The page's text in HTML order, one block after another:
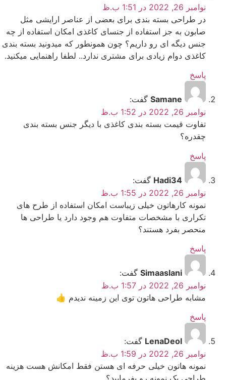
نوامبر 26, 2022 در 1:51 ب.ظ
در طراحی بسته بندی برای بعضی از عناصر ارایشی مثل
صابون به جز استفاده از جنسای کاغذی امکان استفاده از چه
جنس دیگه ای رو داریم؟ چون همونطور که میدونید بسته بندی
کاغذی دوام زیادی برای مشتری ندارد.. لطفا راهنمایی میکنید.
پاسخ
Samane گفت:
نوامبر 26, 2022 در 1:52 ب.ظ
تفاوت قیمت بسته بندی کاغذی با دیگر جنس بسته بندی
چقدره؟
پاسخ
Hadi34 گفت:
نوامبر 26, 2022 در 1:55 ب.ظ
نمونه کارهاتون خیلی زیباست امکان استفاده از طرح های
تکراری با مشخصات متفاوت هم وجود دارد یا طراحی ها
منحصر بفرد هستند؟
پاسخ
Simaaslani گفت:
نوامبر 26, 2022 در 1:57 ب.ظ
مشابه طراحی هاتون توی این زمینه ندیدم 👍
پاسخ
LenaDeol گفت:
نوامبر 26, 2022 در 1:59 ب.ظ
نمونه هاتون خیلی حرفه ای هستن فقط امکانش هست هزینه